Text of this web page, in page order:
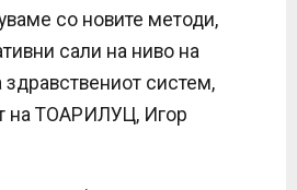
со новите методи,
сали на ниво на
здравствениот систем,
на ТОАРИЛУЦ, Игор